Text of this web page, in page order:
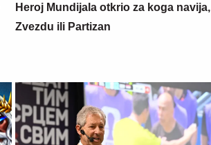
Heroj Mundijala otkrio za koga navija,
Zvezdu ili Partizan